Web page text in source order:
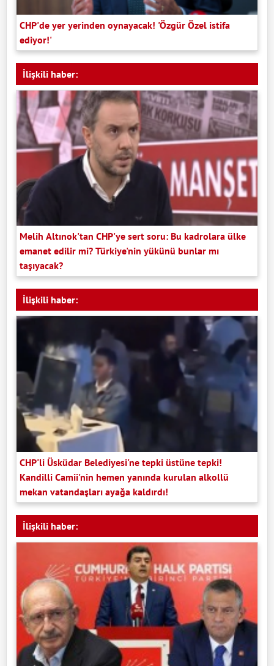
CHP'de yer yerinden oynayacak! 'Özgür Özel istifa
ediyor!'
İlişkili haber:
Melih Altınok'tan CHP'ye sert soru: Bu kadrolara ülke
emanet edilir mi? Türkiye'nin yükünü bunlar mı
taşıyacak?
İlişkili haber:
CHP'li Üsküdar Belediyesi'ne tepki üstüne tepki!
Kandilli Camii'nin hemen yanında kurulan alkollü
mekan vatandaşları ayağa kaldırdı!
İlişkili haber: